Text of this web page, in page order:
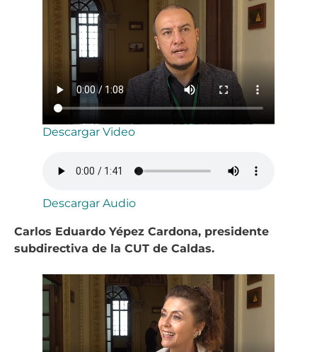
Descargar Video
Descargar Audio
Carlos Eduardo Yépez Cardona, presidente
subdirectiva de la CUT de Caldas.